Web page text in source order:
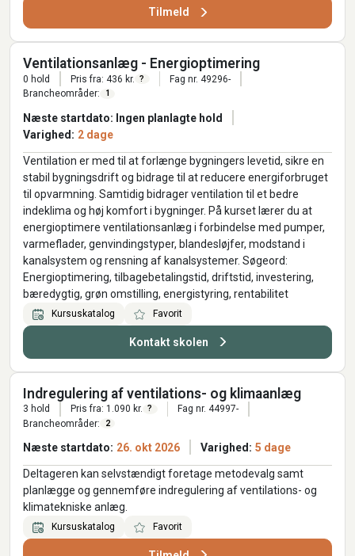
Tilmeld
Ventilationsanlæg - Energioptimering
0 hold Pris fra: 436 kr. ?
Fag nr. 49296-
Brancheområder:
1
Næste startdato: Ingen planlagte hold
Varighed: 2 dage
Ventilation er med til at forlænge bygningers levetid, sikre en
stabil bygningsdrift og bidrage til at reducere energiforbruget
til opvarmning. Samtidig bidrager ventilation til et bedre
indeklima og høj komfort i bygninger. På kurset lærer du at
energioptimere ventilationsanlæg i forbindelse med pumper,
varmeflader, genvindingstyper, blandesløjfer, modstand i
kanalsystem og rensning af kanalsystemer. Søgeord:
Energioptimering, tilbagebetalingstid, driftstid, investering,
bæredygtig, grøn omstilling, energistyring, rentabilitet
Kursuskatalog Favorit
Kontakt skolen
Indregulering af ventilations- og klimaanlæg
3 hold Pris fra: 1.090 kr. ?
Fag nr. 44997-
Brancheområder:
2
Næste startdato: 26. okt 2026 Varighed: 5 dage
Deltageren kan selvstændigt foretage metodevalg samt
planlægge og gennemføre indregulering af ventilations- og
klimatekniske anlæg.
Kursuskatalog Favorit